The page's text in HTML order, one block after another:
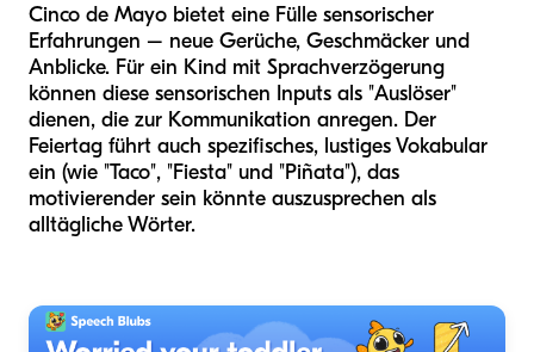
Cinco de Mayo bietet eine Fülle sensorischer
Erfahrungen – neue Gerüche, Geschmäcker und
Anblicke. Für ein Kind mit Sprachverzögerung
können diese sensorischen Inputs als "Auslöser"
dienen, die zur Kommunikation anregen. Der
Feiertag führt auch spezifisches, lustiges Vokabular
ein (wie "Taco", "Fiesta" und "Piñata"), das
motivierender sein könnte auszusprechen als
alltägliche Wörter.